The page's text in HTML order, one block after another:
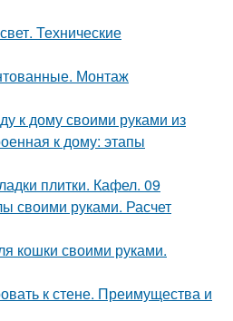
Технические
Монтаж
к дому своими руками из
к дому: этапы
плитки. Кафел. 09
своими руками. Расчет
кошки своими руками.
к стене. Преимущества и